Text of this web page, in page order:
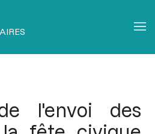
l'envoi des